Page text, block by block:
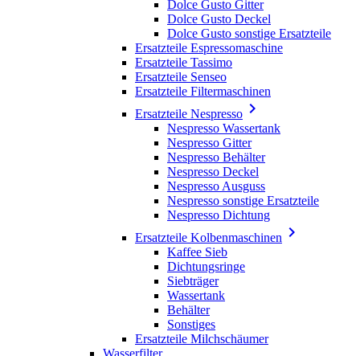
Dolce Gusto Gitter
Dolce Gusto Deckel
Dolce Gusto sonstige Ersatzteile
Ersatzteile Espressomaschine
Ersatzteile Tassimo
Ersatzteile Senseo
Ersatzteile Filtermaschinen
Ersatzteile Nespresso 
Nespresso Wassertank
Nespresso Gitter
Nespresso Behälter
Nespresso Deckel
Nespresso Ausguss
Nespresso sonstige Ersatzteile
Nespresso Dichtung
Ersatzteile Kolbenmaschinen 
Kaffee Sieb
Dichtungsringe
Siebträger
Wassertank
Behälter
Sonstiges
Ersatzteile Milchschäumer
Wasserfilter